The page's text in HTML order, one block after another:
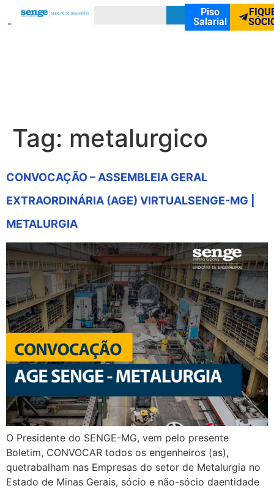
Piso
Salarial
Tag: metalurgico
CONVOCAÇÃO – ASSEMBLEIA GERAL
EXTRAORDINÁRIA (AGE) VIRTUALSENGE-MG |
METALURGIA
O Presidente do SENGE-MG, vem pelo presente
Boletim, CONVOCAR todos os engenheiros (as),
quetrabalham nas Empresas do setor de Metalurgia no
Estado de Minas Gerais, sócio e não-sócio daentidade